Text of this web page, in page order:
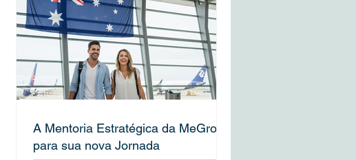
A Mentoria Estratégica da MeGrow
para sua nova Jornada